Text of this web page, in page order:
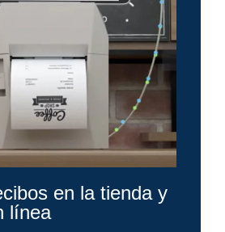
en la tienda y
línea